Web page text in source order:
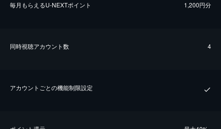
毎⽉もらえるU-NEXTポイント 1,200円分
同時視聴アカウント数 4
アカウントごとの機能制限設定